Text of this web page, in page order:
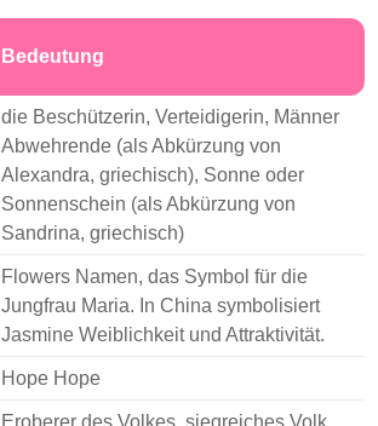
Bedeutung
die Beschützerin, Verteidigerin, Männer
Abwehrende (als Abkürzung von
Alexandra, griechisch), Sonne oder
Sonnenschein (als Abkürzung von
Sandrina, griechisch)
Flowers Namen, das Symbol für die
Jungfrau Maria. In China symbolisiert
Jasmine Weiblichkeit und Attraktivität.
Hope Hope
Eroberer des Volkes, siegreiches Volk